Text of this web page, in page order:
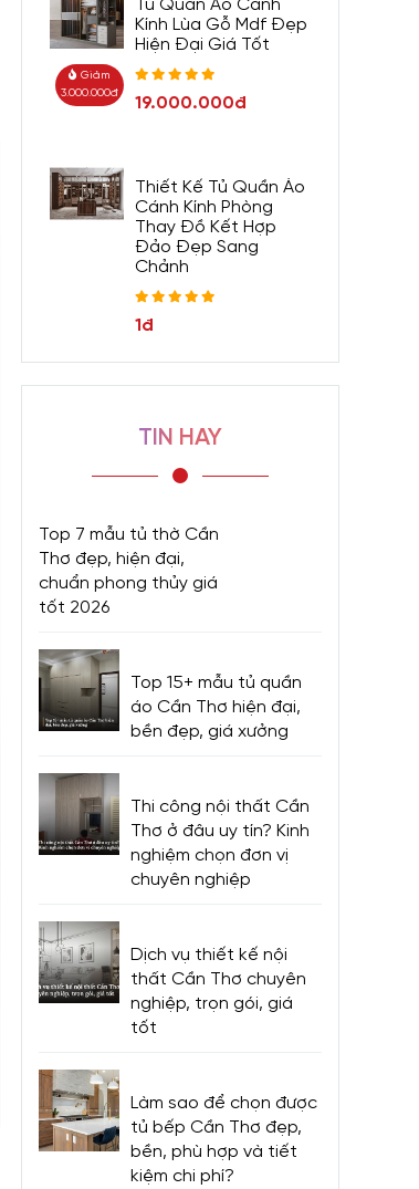
Giảm
3.000.000đ
Tủ Quần Áo Cánh
Kính Lùa Gỗ Mdf Đẹp
Hiện Đại Giá Tốt
19.000.000đ
Thiết Kế Tủ Quần Áo
Cánh Kính Phòng
Thay Đồ Kết Hợp
Đảo Đẹp Sang
Chảnh
1đ
TIN HAY
Top 7 mẫu tủ thờ Cần
Thơ đẹp, hiện đại,
chuẩn phong thủy giá
tốt 2026
Top 15+ mẫu tủ quần
áo Cần Thơ hiện đại,
bền đẹp, giá xưởng
Thi công nội thất Cần
Thơ ở đâu uy tín? Kinh
nghiệm chọn đơn vị
chuyên nghiệp
Dịch vụ thiết kế nội
thất Cần Thơ chuyên
nghiệp, trọn gói, giá
tốt
Làm sao để chọn được
tủ bếp Cần Thơ đẹp,
bền, phù hợp và tiết
kiệm chi phí?